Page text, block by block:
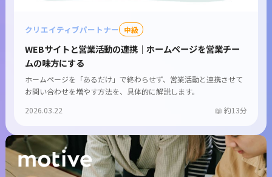
クリエイティブパートナー 中級
WEBサイトと営業活動の連携｜ホームページを営業チー
ムの味方にする
ホームページを「あるだけ」で終わらせず、営業活動と連携させて
お問い合わせを増やす方法を、具体的に解説します。
2026.03.22
約13分